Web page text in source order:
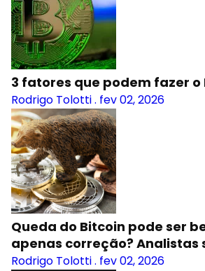
3 fatores que podem fazer o
Rodrigo Tolotti. fev 02, 2026
Queda do Bitcoin pode ser
apenas correção? Analistas
Rodrigo Tolotti. fev 02, 2026